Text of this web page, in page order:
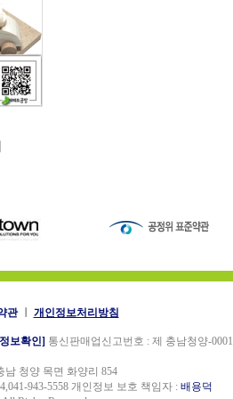
관ㅣ 개인정보처리방침
보확인] 통신판매업신고번호 : 제 충남청양-0001
남 청양 목면 화양리 854
943-5558 개인정보 보호 책임자 : 배용덕